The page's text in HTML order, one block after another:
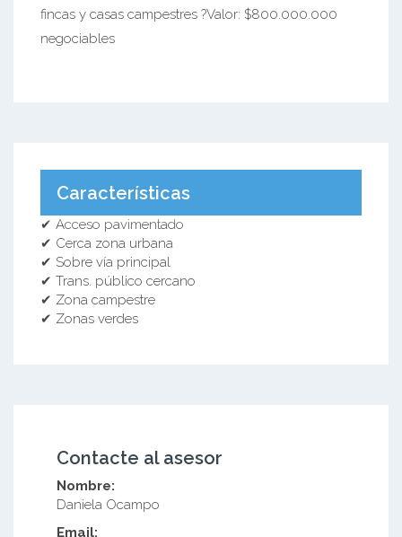
fincas y casas campestres ?Valor: $800.000.000
negociables
Características
✔ Acceso pavimentado
✔ Cerca zona urbana
✔ Sobre vía principal
✔ Trans. público cercano
✔ Zona campestre
✔ Zonas verdes
Contacte al asesor
Nombre:
Daniela Ocampo
Email: